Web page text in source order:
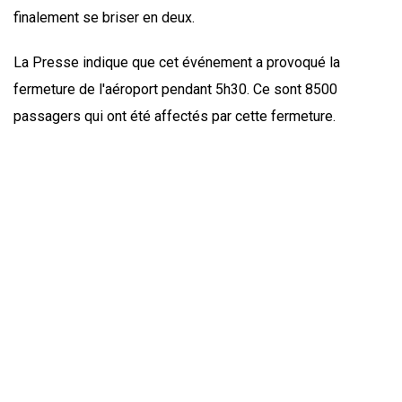
finalement se briser en deux.
La Presse indique que cet événement a provoqué la
fermeture de l'aéroport pendant 5h30. Ce sont 8500
passagers qui ont été affectés par cette fermeture.